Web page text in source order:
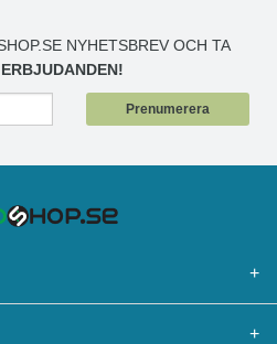
NYHETSBREV OCH TA
ERBJUDANDEN!
Prenumerera
+
+